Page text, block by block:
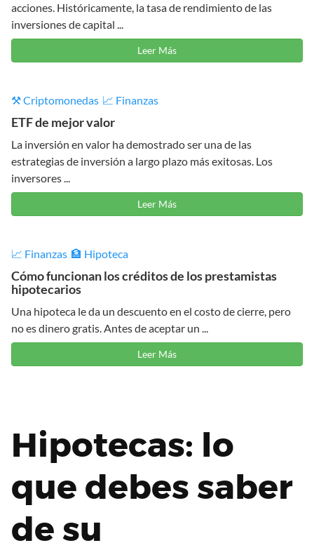
acciones. Históricamente, la tasa de rendimiento de las
inversiones de capital ...
Leer Más
⚒️ Criptomonedas 📈 Finanzas
ETF de mejor valor
La inversión en valor ha demostrado ser una de las
estrategias de inversión a largo plazo más exitosas. Los
inversores ...
Leer Más
📈 Finanzas 🏦 Hipoteca
Cómo funcionan los créditos de los prestamistas
hipotecarios
Una hipoteca le da un descuento en el costo de cierre, pero
no es dinero gratis. Antes de aceptar un ...
Leer Más
Hipotecas: lo
que debes saber
de su